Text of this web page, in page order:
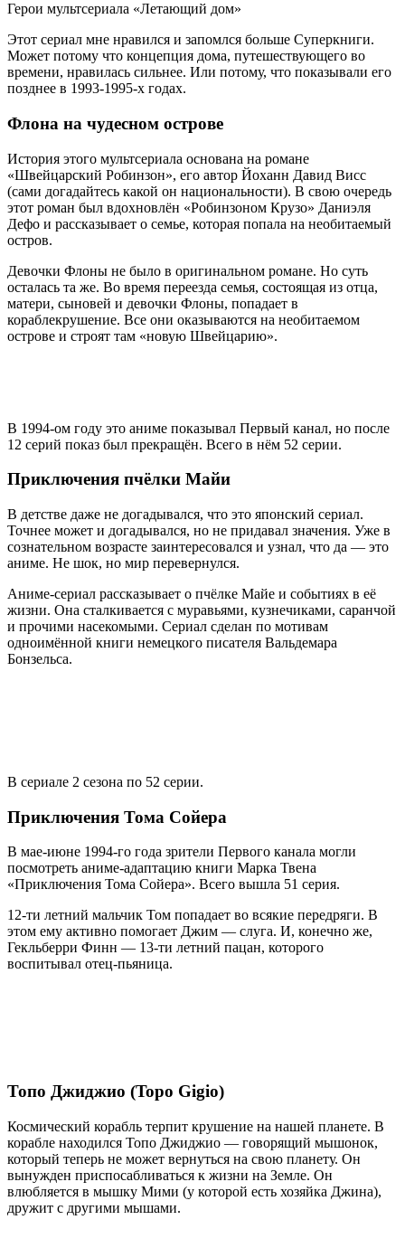
Герои мультсериала «Летающий дом»
Этот сериал мне нравился и запомлся больше Суперкниги.
Может потому что концепция дома, путешествующего во
времени, нравилась сильнее. Или потому, что показывали его
позднее в 1993-1995-х годах.
Флона на чудесном острове
История этого мультсериала основана на романе
«Швейцарский Робинзон», его автор Йоханн Давид Висс
(сами догадайтесь какой он национальности). В свою очередь
этот роман был вдохновлён «Робинзоном Крузо» Даниэля
Дефо и рассказывает о семье, которая попала на необитаемый
остров.
Девочки Флоны не было в оригинальном романе. Но суть
осталась та же. Во время переезда семья, состоящая из отца,
матери, сыновей и девочки Флоны, попадает в
кораблекрушение. Все они оказываются на необитаемом
острове и строят там «новую Швейцарию».
В 1994-ом году это аниме показывал Первый канал, но после
12 серий показ был прекращён. Всего в нём 52 серии.
Приключения пчёлки Майи
В детстве даже не догадывался, что это японский сериал.
Точнее может и догадывался, но не придавал значения. Уже в
сознательном возрасте заинтересовался и узнал, что да — это
аниме. Не шок, но мир перевернулся.
Аниме-сериал рассказывает о пчёлке Майе и событиях в её
жизни. Она сталкивается с муравьями, кузнечиками, саранчой
и прочими насекомыми. Сериал сделан по мотивам
одноимённой книги немецкого писателя Вальдемара
Бонзельса.
В сериале 2 сезона по 52 серии.
Приключения Тома Сойера
В мае-июне 1994-го года зрители Первого канала могли
посмотреть аниме-адаптацию книги Марка Твена
«Приключения Тома Сойера». Всего вышла 51 серия.
12-ти летний мальчик Том попадает во всякие передряги. В
этом ему активно помогает Джим — слуга. И, конечно же,
Гекльберри Финн — 13-ти летний пацан, которого
воспитывал отец-пьяница.
Топо Джиджио (Topo Gigio)
Космический корабль терпит крушение на нашей планете. В
корабле находился Топо Джиджио — говорящий мышонок,
который теперь не может вернуться на свою планету. Он
вынужден приспосабливаться к жизни на Земле. Он
влюбляется в мышку Мими (у которой есть хозяйка Джина),
дружит с другими мышами.